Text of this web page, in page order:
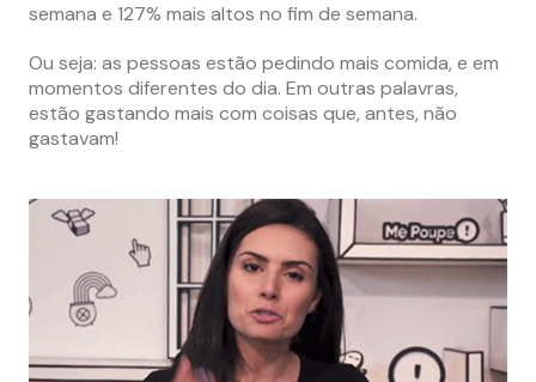
semana e 127% mais altos no fim de semana.
Ou seja: as pessoas estão pedindo mais comida, e em
momentos diferentes do dia. Em outras palavras,
estão gastando mais com coisas que, antes, não
gastavam!